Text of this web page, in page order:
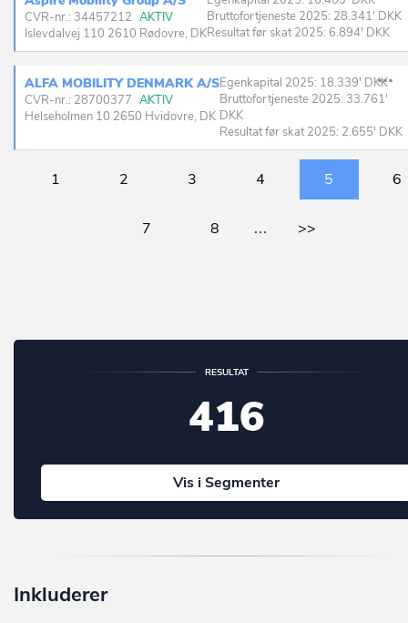
CVR-nr.: 34457212 AKTIV
Islevdalvej 110 2610 Rødovre, DK
Bruttofortjeneste 2025: 28.341' DKK
Resultat før skat 2025: 6.894' DKK
ALFA MOBILITY DENMARK A/S
CVR-nr.: 28700377 AKTIV
Helseholmen 10 2650 Hvidovre, DK
Egenkapital 2025: 18.339' DKK
Bruttofortjeneste 2025: 33.761'
DKK
Resultat før skat 2025: 2.655' DKK
1 2 3 4 5 6
7 8 … >>
RESULTAT
416
Vis i Segmenter
Inkluderer